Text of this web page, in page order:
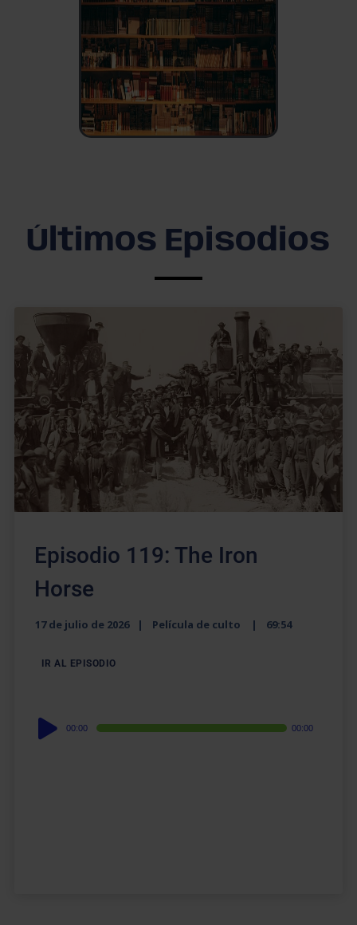
Últimos Episodios
Episodio 119: The Iron
Horse
17 de julio de 2026 Película de culto 69:54
IR AL EPISODIO
Audio
Player
00:00 00:00